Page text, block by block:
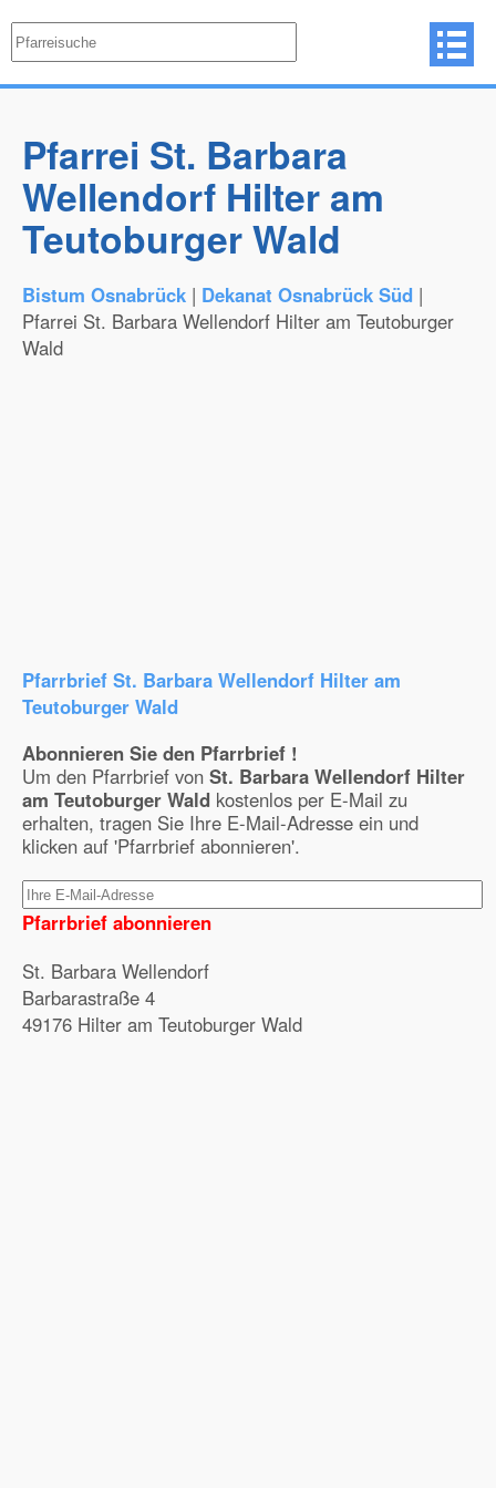
Pfarrei St. Barbara
Wellendorf Hilter am
Teutoburger Wald
Bistum Osnabrück | Dekanat Osnabrück Süd |
Pfarrei St. Barbara Wellendorf Hilter am Teutoburger
Wald
Pfarrbrief St. Barbara Wellendorf Hilter am
Teutoburger Wald
Abonnieren Sie den Pfarrbrief !
Um den Pfarrbrief von St. Barbara Wellendorf Hilter
am Teutoburger Wald kostenlos per E-Mail zu
erhalten, tragen Sie Ihre E-Mail-Adresse ein und
klicken auf 'Pfarrbrief abonnieren'.
Pfarrbrief abonnieren
St. Barbara Wellendorf
Barbarastraße 4
49176 Hilter am Teutoburger Wald